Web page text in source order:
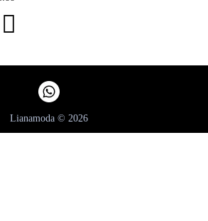
Lianamoda © 2026